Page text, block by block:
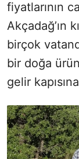
fiyatlarının
Akçadağ’ın
birçok
bir doğa
gelir